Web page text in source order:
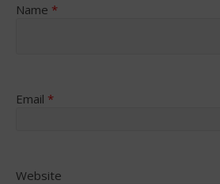
Name *
Email *
Website